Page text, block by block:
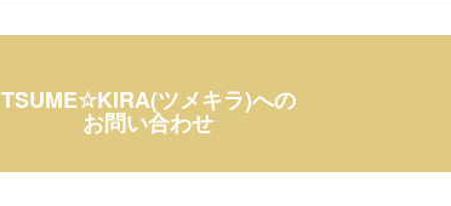
TSUME☆KIRA(ツメキラ)への
お問い合わせ